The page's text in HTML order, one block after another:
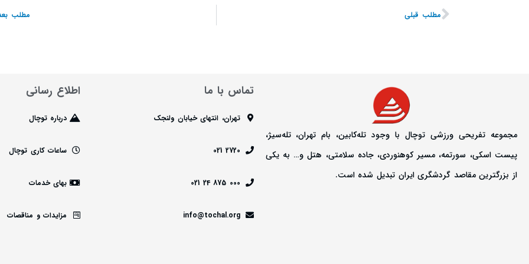
مطلب قبلی مطلب
مجموعه تفریحی ورزشی توچال با وجود تله‌کابین، بام تهران، تله‌سیژ،
پیست اسکی، سورتمه، مسیر کوهنوردی، جاده سلامتی، هتل و… به یکی
از بزرگترین مقاصد گردشگری ایران تبدیل شده است.
تماس با ما
تهران، انتهای خیابان ولنجک
2720 021
000 875 24 021
info@tochal.org
اطلاع رسانی
درباره توچال
ساعات کاری توچال
بهای خدمات
مزایدات و مناقصات